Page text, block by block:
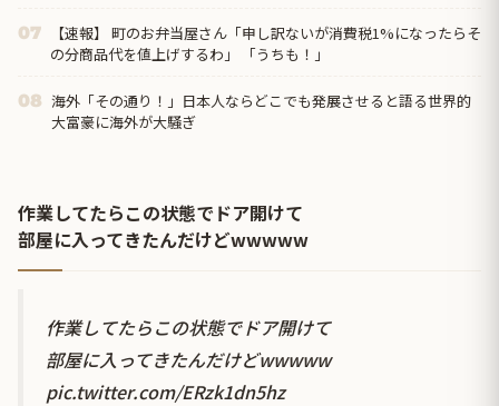
07
【速報】 町のお弁当屋さん「申し訳ないが消費税1%になったらそ
の分商品代を値上げするわ」 「うちも！」
08 海外「その通り！」日本人ならどこでも発展させると語る世界的
大富豪に海外が大騒ぎ
作業してたらこの状態でドア開けて
部屋に入ってきたんだけどwwwww
作業してたらこの状態でドア開けて
部屋に入ってきたんだけどwwwww
pic.twitter.com/ERzk1dn5hz